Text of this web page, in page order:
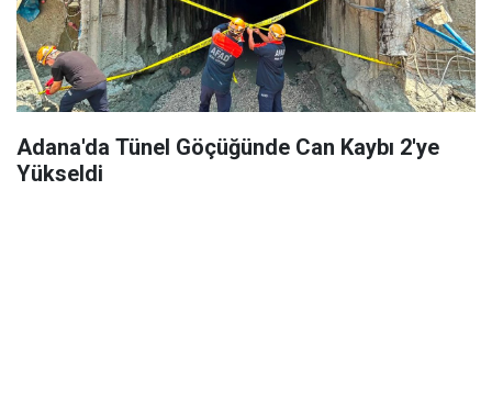
Adana'da Tünel Göçüğünde Can Kaybı 2'ye
Yükseldi